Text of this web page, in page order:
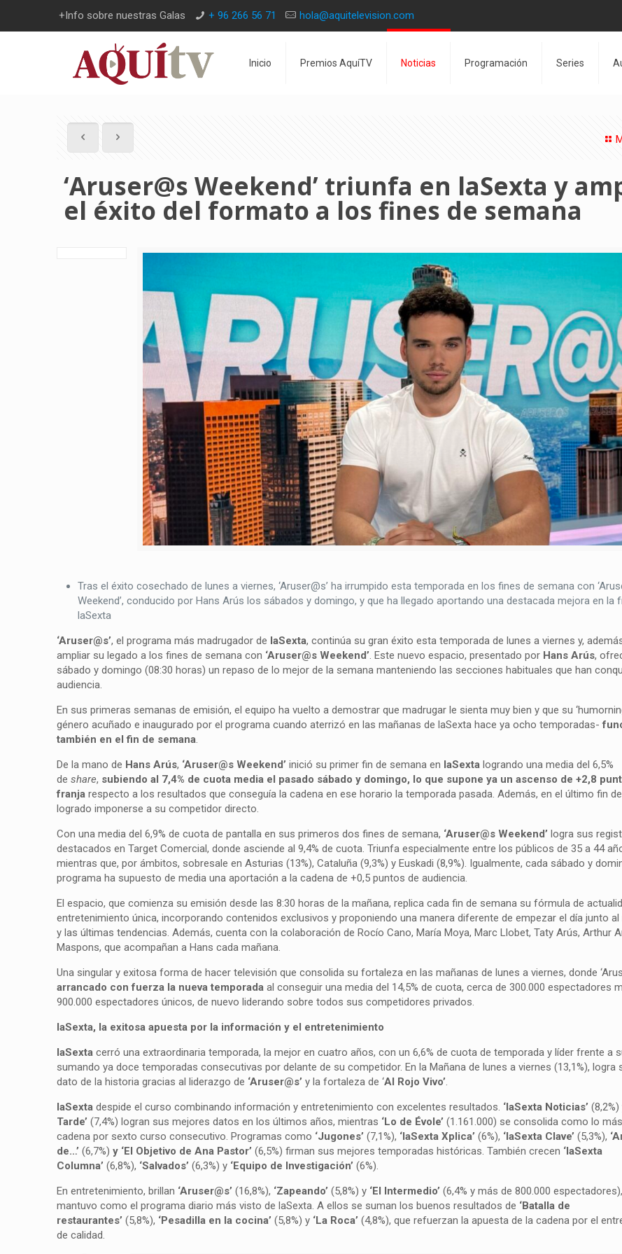
+Info sobre nuestras Galas + 96 266 56 71 hola@aquitelevision.com
Inicio Premios AquíTV Noticias Programación Series
‘Aruser@s Weekend’ triunfa en laSexta y
el éxito del formato a los fines de semana
Tras el éxito cosechado de lunes a viernes, ‘Aruser@s’ ha irrumpido esta temporada en los fines de semana con
Weekend’, conducido por Hans Arús los sábados y domingo, y que ha llegado aportando una destacada mejora en la
laSexta
‘Aruser@s’, el programa más madrugador de laSexta, continúa su gran éxito esta temporada de lunes a viernes y,
ampliar su legado a los fines de semana con ‘Aruser@s Weekend’ . Este nuevo espacio, presentado por Hans Arús,
sábado y domingo (08:30 horas) un repaso de lo mejor de la semana manteniendo las secciones habituales que han
audiencia.
En sus primeras semanas de emisión, el equipo ha vuelto a demostrar que madrugar le sienta muy bien y que su
género acuñado e inaugurado por el programa cuando aterrizó en las mañanas de laSexta hace ya ocho temporadas-
también en el fin de semana
De la mano de Hans Arús, ‘Aruser@s Weekend’inició su primer fin de semana en laSextalogrando una media del 6,5%
deshare, subiendo al 7,4% de cuota media el pasado sábado y domingo, lo que supone ya un ascenso de +2,8
franja respecto a los resultados que conseguía la cadena en ese horario la temporada pasada. Además, en el último fin
logrado imponerse a su competidor directo.
Con una media del 6,9% de cuota de pantalla en sus primeros dos fines de semana, ‘Aruser@s Weekend’ logra sus
destacados en Target Comercial, donde asciende al 9,4% de cuota. Triunfa especialmente entre los públicos de 35 a 44
mientras que, por ámbitos, sobresale en Asturias (13%), Cataluña (9,3%) y Euskadi (8,9%). Igualmente, cada sábado y
programa ha supuesto de media una aportación a la cadena de +0,5 puntos de audiencia.
El espacio, que comienza su emisión desde las 8:30 horas de la mañana, replica cada fin de semana su fórmula de
entretenimiento única, incorporando contenidos exclusivos y proponiendo una manera diferente de empezar el día junto
y las últimas tendencias. Además, cuenta con la colaboración de Rocío Cano, María Moya, Marc Llobet, Taty Arús, Arthur
Maspons, que acompañan a Hans cada mañana.
Una singular y exitosa forma de hacer televisión que consolida su fortaleza en las mañanas de lunes a viernes, donde
arrancado con fuerza la nueva temporada al conseguir una media del 14,5% de cuota, cerca de 300.000 espectadores
900.000 espectadores únicos, de nuevo liderando sobre todos sus competidores privados.
laSexta, la exitosa apuesta por la información y el entretenimiento
laSextacerró una extraordinaria temporada, la mejor en cuatro años, con un 6,6% de cuota de temporada y líder frente a
sumando ya doce temporadas consecutivas por delante de su competidor. En la Mañana de lunes a viernes (13,1%), logra
dato de la historia gracias al liderazgo de ‘Aruser@s’ y la fortaleza de ‘Al Rojo Vivo’
laSextadespide el curso combinando información y entretenimiento con excelentes resultados. ‘laSexta Noticias’(8,2%)
Tarde’(7,4%) logran sus mejores datos en los últimos años, mientras ‘Lo de Évole’(1.161.000) se consolida como lo
cadena por sexto curso consecutivo. Programas como ‘Jugones’ (7,1%), ‘laSexta Xplica’ (6%), ‘laSexta Clave’ (5,3%),
de…’ (6,7%)y ‘El Objetivo de Ana Pastor’(6,5%) firman sus mejores temporadas históricas. También crecen ‘laSexta
Columna’ (6,8%), ‘Salvados’(6,3%) y ‘Equipo de Investigación’ (6%).
En entretenimiento, brillan ‘Aruser@s’ (16,8%), ‘Zapeando’(5,8%) y ‘El Intermedio’(6,4% y más de 800.000
mantuvo como el programa diario más visto de laSexta. A ellos se suman los buenos resultados de ‘Batalla de
restaurantes’(5,8%), ‘Pesadilla en la cocina’ (5,8%) y ‘La Roca’ (4,8%), que refuerzan la apuesta de la cadena por el
de calidad.